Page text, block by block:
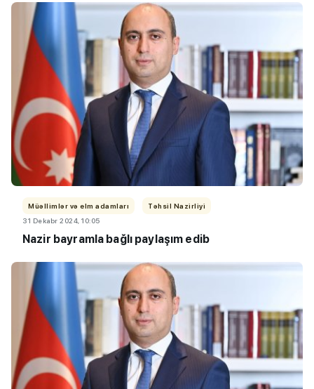
Müəllimlər və elm adamları
Təhsil Nazirliyi
31 Dekabr 2024, 10:05
Nazir bayramla bağlı paylaşım edib